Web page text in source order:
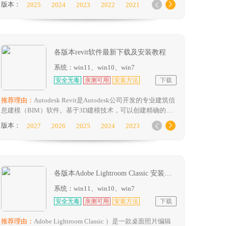
像、视频、音频和其他类型的数字资产。它提供了一个直观
的用户界面，使用户能够轻松地查找、标记、评分、批处理
版本： 2025 2024 2023 2022
2021
 
各版本revit软件最新下载及安装教程
系统：win11、win10、win7
安全无毒 亲测可用 安装方法 下载
推荐理由： Autodesk Revit是Autodesk公司开发的专业建筑信
息建模（BIM）软件。基于3D建模技术，可以创建精确的建
筑元素模型，实现高质量的视觉呈现。
版本： 2027 2026 2025 2024
2023
 
各版本Adobe Lightroom Classic 安装包下载及安装教程
系统：win11、win10、win7
安全无毒 亲测可用 安装方法 下载
推荐理由： Adobe Lightroom Classic ）是一款桌面照片编辑